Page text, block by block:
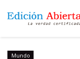
Mundo